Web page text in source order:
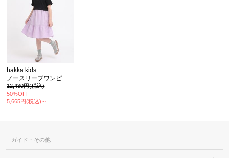
販サイト
hakka kids
ノースリーブワンピースＴシャツセット
12,430円(税込)
50%OFF
5,665円(税込)～
ガイド・その他